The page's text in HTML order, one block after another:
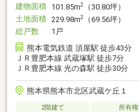
建物面積 101.85m2
（30.80坪）
土地面積 229.98m2
（69.56坪）
総戸数
1戸
熊本電気鉄道 須屋駅 徒歩43分
ＪＲ豊肥本線 武蔵塚駅 徒歩7分
ＪＲ豊肥本線 光の森駅 徒歩30分
熊本県熊本市北区武蔵ケ丘１
2階建て 所有権